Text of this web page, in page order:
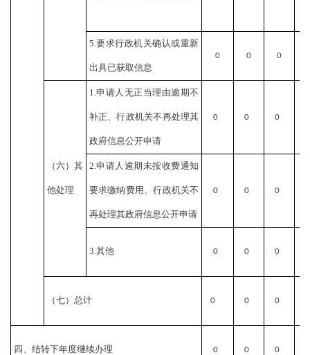
5.要求行政机关确认或重新
出具已获取信息
0 0 0
（六）其
他处理
1.申请人无正当理由逾期不
补正、行政机关不再处理其
政府信息公开申请
0 0 0
2.申请人逾期未按收费通知
要求缴纳费用、行政机关不
再处理其政府信息公开申请
0 0 0
3.其他 0 0 0
（七）总计 0 0 0
四、结转下年度继续办理 0 0 0